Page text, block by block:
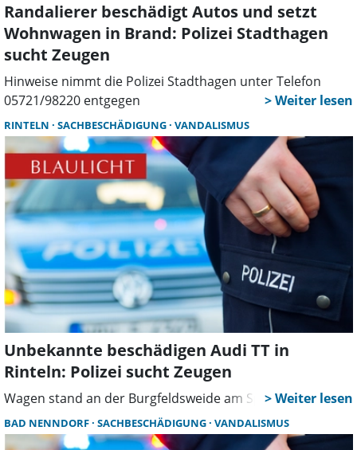
Randalierer beschädigt Autos und setzt
Wohnwagen in Brand: Polizei Stadthagen
sucht Zeugen
Hinweise nimmt die Polizei Stadthagen unter Telefon
05721/98220 entgegen
RINTELN SACHBESCHÄDIGUNG VANDALISMUS
Unbekannte beschädigen Audi TT in
Rinteln: Polizei sucht Zeugen
Wagen stand an der Burgfeldsweide am Sportplatz
BAD NENNDORF SACHBESCHÄDIGUNG VANDALISMUS